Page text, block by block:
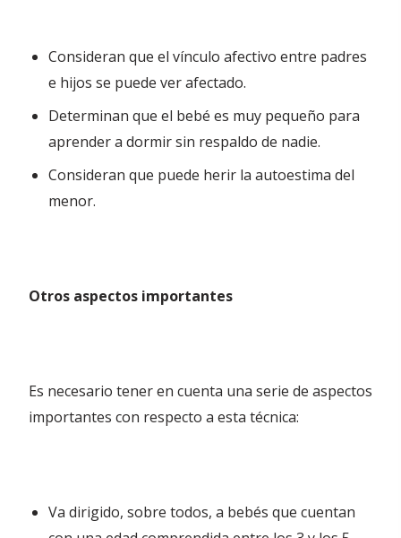
Consideran que el vínculo afectivo entre padres
e hijos se puede ver afectado.
Determinan que el bebé es muy pequeño para
aprender a dormir sin respaldo de nadie.
Consideran que puede herir la autoestima del
menor.
Otros aspectos importantes
Es necesario tener en cuenta una serie de aspectos
importantes con respecto a esta técnica:
Va dirigido, sobre todos, a bebés que cuentan